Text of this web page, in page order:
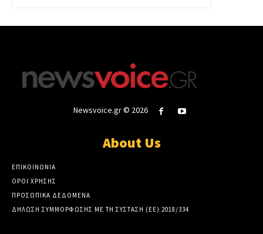
Newsvoice.gr © 2026
About Us
ΕΠΙΚΟΙΝΩΝΙΑ
ΟΡΟΙ ΧΡΗΣΗΣ
ΠΡΟΣΩΠΙΚΑ ΔΕΔΟΜΕΝΑ
ΔΗΛΩΣΗ ΣΥΜΜΟΡΦΩΣΗΣ ΜΕ ΤΗ ΣΥΣΤΑΣΗ (ΕΕ) 2018/334